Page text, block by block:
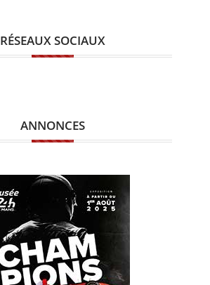
RÉSEAUX SOCIAUX
ANNONCES